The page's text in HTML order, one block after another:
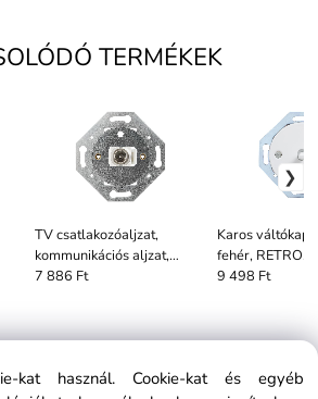
TERMÉKEK
TV csatlakozóaljzat,
kommunikációs aljzat,
RETRO
7 886 Ft
Karos
fehér, RETRO,
kapcsoló
9 498 Ft
kat használ. Cookie-kat és egyéb